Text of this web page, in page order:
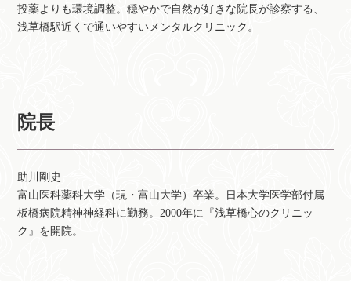
投薬よりも環境調整。穏やかで自然が好きな院長が診察する、
浅草橋駅近くで通いやすいメンタルクリニック。
院長
助川剛史
富山医科薬科大学（現・富山大学）卒業。日本大学医学部付属
板橋病院精神神経科に勤務。2000年に『浅草橋心のクリニッ
ク』を開院。